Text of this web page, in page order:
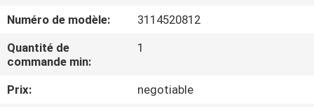
VISITE
Numéro de modèle:
3114520812
Quantité de
commande min:
1
Prix:
negotiable